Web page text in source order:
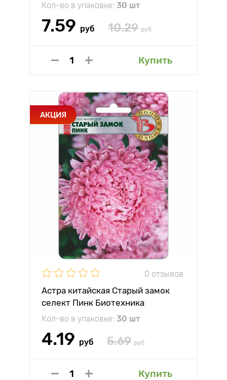
Кол-во в упаковке: 30 шт
7.59 руб 10.29 руб
Купить
АКЦИЯ
0 отзывов
Астра китайская Старый замок
селект Пинк Биотехника
Кол-во в упаковке: 30 шт
4.19 руб 5.69 руб
Купить